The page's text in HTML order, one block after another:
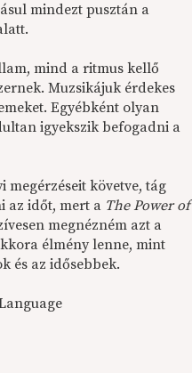
mindezt pusztán a
mind a ritmus kellő
Muzsikájuk érdekes
Egyébként olyan
igyekszik befogadni a
követve, tág
az időt, mert a The Power of
megnézném azt a
élmény lenne, mint
és az idősebbek.